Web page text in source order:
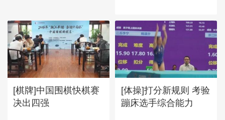
[棋牌]中国围棋快棋赛
决出四强
[体操]打分新规则 考验
蹦床选手综合能力